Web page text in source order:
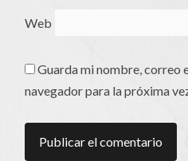
Web
Guarda mi nombre, correo
navegador para la próxima